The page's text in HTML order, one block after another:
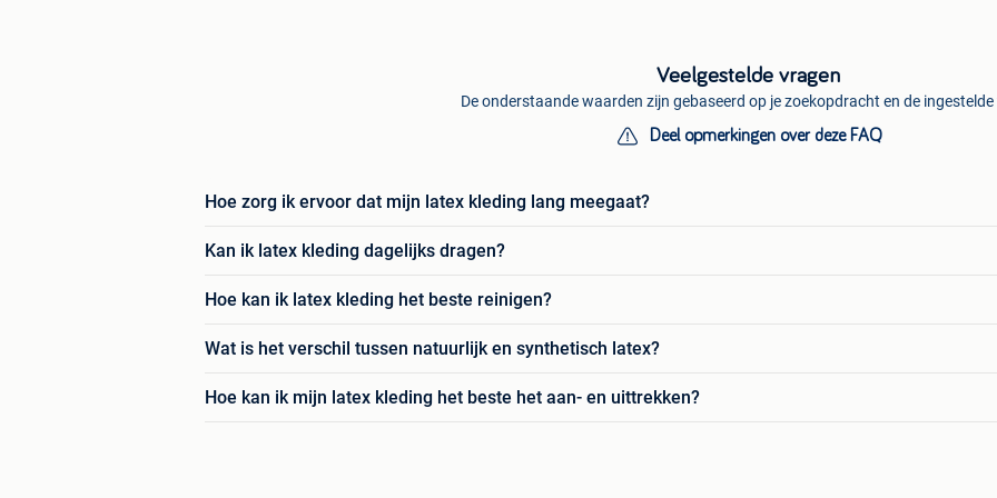
Veelgestelde vragen
De onderstaande waarden zijn gebaseerd op je zoekopdracht en de
Deel opmerkingen over deze FAQ
Hoe zorg ik ervoor dat mijn latex kleding lang meegaat?
Kan ik latex kleding dagelijks dragen?
Hoe kan ik latex kleding het beste reinigen?
Wat is het verschil tussen natuurlijk en synthetisch latex?
Hoe kan ik mijn latex kleding het beste het aan- en uittrekken?